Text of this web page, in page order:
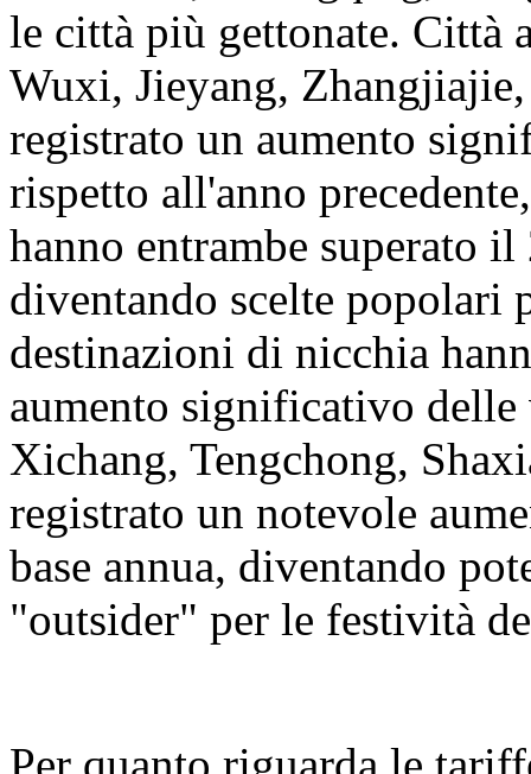
le città più gettonate. Città
Wuxi, Jieyang,
registrato un aumento
rispetto all'anno
hanno entrambe superato
diventando scelte popolari
destinazioni di nicchia
aumento significativo
Xichang, Tengchong,
registrato un notevole
base annua, diventando
"outsider" per le festività
Per quanto riguarda le